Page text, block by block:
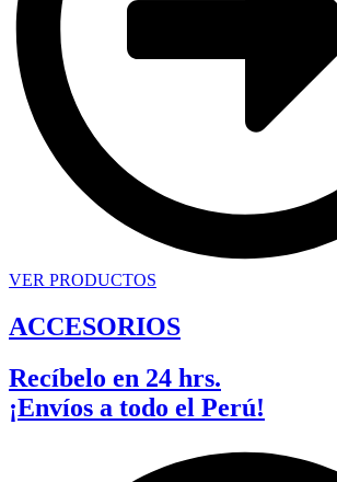
VER PRODUCTOS
ACCESORIOS
Recíbelo en 24 hrs.
¡Envíos a todo el Perú!